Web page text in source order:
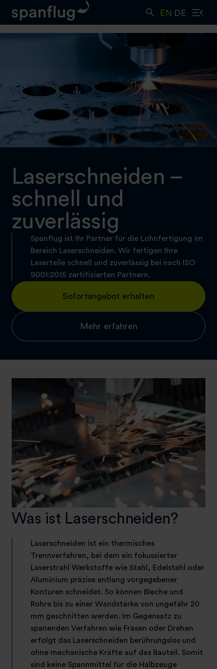
EN DE
Laserschneiden –
schnell und
zuverlässig
Spanflug ist Ihr Partner für die Lohnfertigung im
Bereich Laserschneiden. Wir fertigen Ihre
Laserteile schnell und zuverlässig bei nach ISO
9001:2015 zertifizierten Partnern.
Sofortangebot erhalten
Mehr erfahren
Was ist Laserschneiden?
Laserschneiden ist ein thermisches
Trennverfahren, bei dem ein fokussierter
Laserstrahl Werkstoffe wie Stahl, Edelstahl oder
Aluminium präzise entlang vorgegebener
Konturen schneidet. So können Bleche und
Rohre bis zu einer Wandstärke von ungefähr 20
mm geschnitten werden. Im Gegensatz zu
spanenden Verfahren wie Fräsen oder Drehen
erfolgt das Laserschneiden berührungslos und
ohne mechanische Kräfte auf das Bauteil. Somit
sind keine Spannmittel für die Halbzeuge